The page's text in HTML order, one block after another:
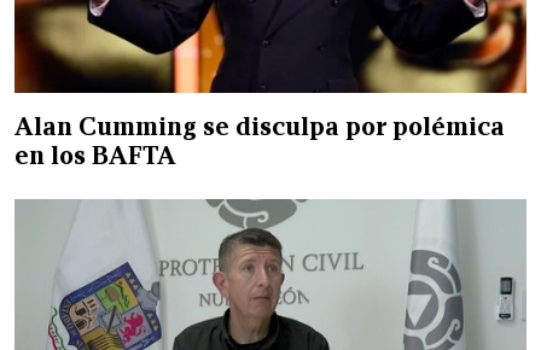
Alan Cumming se disculpa por polémica
en los BAFTA